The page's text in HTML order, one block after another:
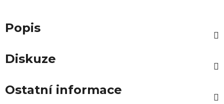
Popis
Diskuze
Ostatní informace